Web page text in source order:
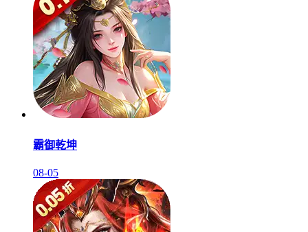
霸御乾坤
08-05